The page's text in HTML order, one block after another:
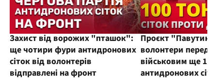
Захист від ворожих "пташок":
ще чотири фури антидронових
сіток від волонтерів
відправлені на фронт
Проєкт
волонтери
військовим ще
антидронових